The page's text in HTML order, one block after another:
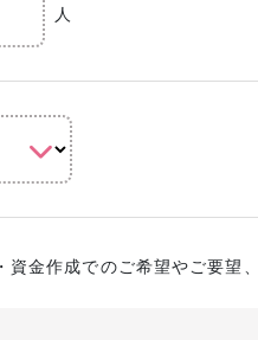
人
金作成でのご希望やご要望